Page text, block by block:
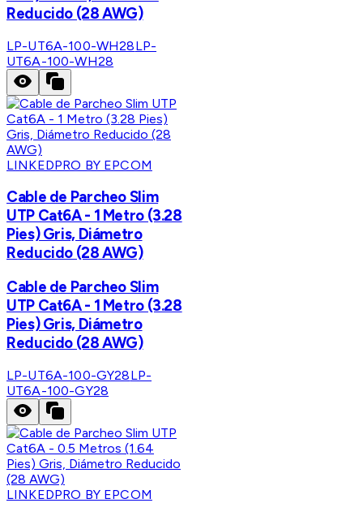
Reducido (28 AWG)
LP-UT6A-100-WH28LP-
UT6A-100-WH28
LINKEDPRO BY EPCOM
Cable de Parcheo Slim
UTP Cat6A - 1 Metro (3.28
Pies) Gris, Diámetro
Reducido (28 AWG)
Cable de Parcheo Slim
UTP Cat6A - 1 Metro (3.28
Pies) Gris, Diámetro
Reducido (28 AWG)
LP-UT6A-100-GY28LP-
UT6A-100-GY28
LINKEDPRO BY EPCOM